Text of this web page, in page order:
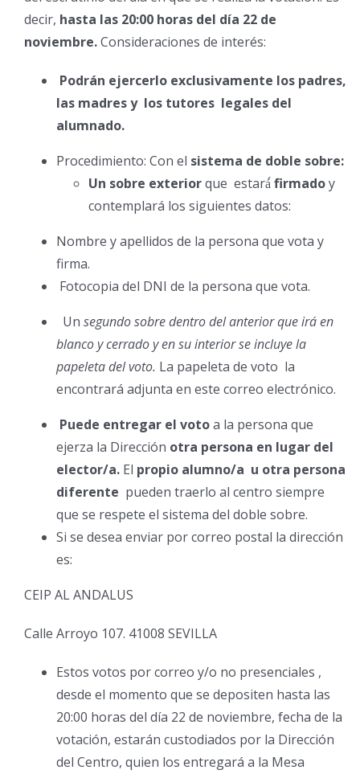
decir, hasta las 20:00 horas del día 22 de
noviembre.Consideraciones de interés:
Podrán ejercerlo exclusivamente los padres,
las madres y los tutores legales del
alumnado.
Procedimiento: Con el sistema de doble sobre:
Un sobre exteriorque estará́firmadoy
contemplará los siguientes datos:
Nombre y apellidos de la persona que vota y
firma.
Fotocopia del DNI de la persona que vota.
Un segundo sobre dentro del anterior que irá en
blanco y cerrado y en su interior se incluye la
papeleta del voto. La papeleta de voto la
encontrará adjunta en este correo electrónico.
Puede entregar el votoa la persona que
ejerza la Dirección otra persona en lugar del
elector/a. El propio alumno/a u otra persona
diferente pueden traerlo al centro siempre
que se respete el sistema del doble sobre.
Si se desea enviar por correo postal la dirección
es:
CEIP AL ANDALUS
Calle Arroyo 107. 41008 SEVILLA
Estos votos por correo y/o no presenciales ,
desde el momento que se depositen hasta las
20:00 horas del día 22 de noviembre, fecha de la
votación, estarán custodiados por la Dirección
del Centro, quien los entregará a la Mesa